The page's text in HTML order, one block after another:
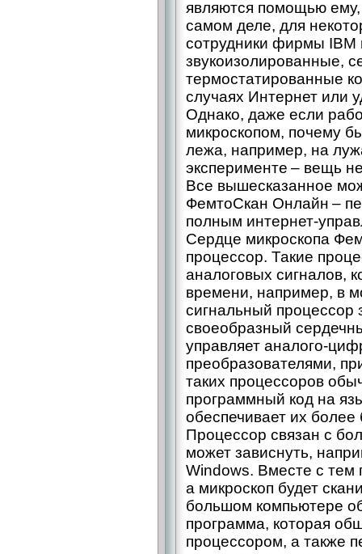
являются помощью
самом деле, для
сотрудники фирмы
звукоизолированные,
термостатированные
случаях Интернет или
Однако, даже если
микроскопом, почему
лежа, например, на
эксперименте – вещь
Все вышесказанное
ФемтоСкан Онлайн –
полным интернет-
Сердце микроскопа
процессор. Такие
аналоговых сигналов,
времени, например, в
сигнальный процессор
своеобразный
управляет аналого-
преобразователями,
таких процессоров
программный код на
обеспечивает их
Процессор связан с
может зависнуть,
Windows. Вместе с тем
а микроскоп будет
большом компьютере
программа, которая
процессором, а также